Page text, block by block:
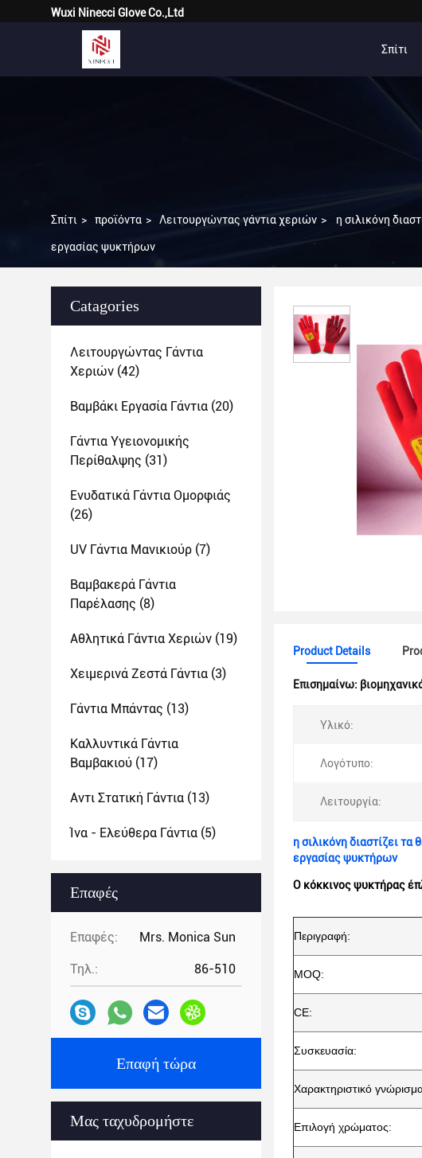
Wuxi Ninecci Glove Co.,Ltd
Σπίτι
Σπίτι > προϊόντα > Λειτουργώντας γάντια χεριών > η σιλικόνη
εργασίας ψυκτήρων
Catagories
Λειτουργώντας Γάντια
Χεριών (42)
Βαμβάκι Εργασία Γάντια (20)
Γάντια Υγειονομικής
Περίθαλψης (31)
Ενυδατικά Γάντια Ομορφιάς
(26)
UV Γάντια Μανικιούρ (7)
Βαμβακερά Γάντια
Παρέλασης (8)
Αθλητικά Γάντια Χεριών (19)
Χειμερινά Ζεστά Γάντια (3)
Γάντια Μπάντας (13)
Καλλυντικά Γάντια
Βαμβακιού (17)
Αντι Στατική Γάντια (13)
Ίνα - Ελεύθερα Γάντια (5)
Επαφές
Επαφές: Mrs. Monica Sun
Τηλ.: 86-510
Επαφή τώρα
Μας ταχυδρομήστε
Product Details
Επισημαίνω:
Υλικό:
Λογότυπο:
Λειτουργία:
η σιλικόνη διαστίζει
εργασίας ψυκτήρων
Ο κόκκινος ψυκτήρας
Περιγραφή:
MOQ:
CE:
Συσκευασία:
Χαρακτηριστικό
Επιλογή χρώματος: